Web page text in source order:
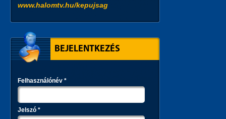
www.halomtv.hu/kepujsag
BEJELENTKEZÉS
Felhasználónév *
Jelszó *